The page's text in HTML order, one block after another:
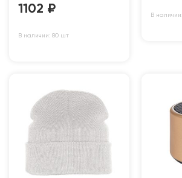
1102 ₽
В наличии: 80 шт
В